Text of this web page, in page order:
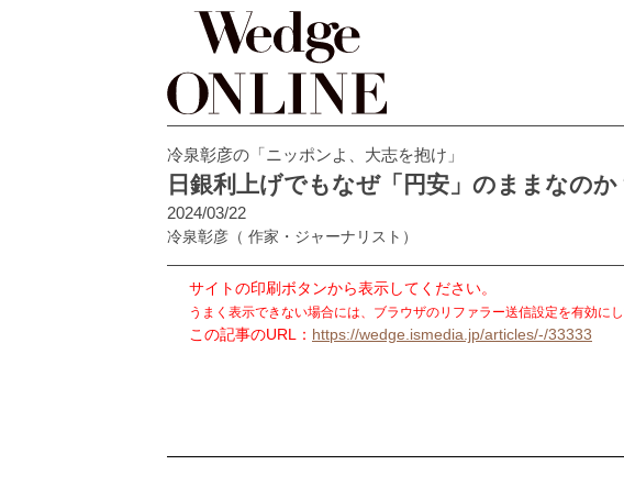
冷泉彰彦の「ニッポンよ、大志を抱け」
日銀利上げでもなぜ「円安」のままなの
2024/03/22
冷泉彰彦 （ 作家・ジャーナリスト）
サイトの印刷ボタンから表示してください。
うまく表示できない場合には、ブラウザのリファラー送信設定を有効にし
この記事のURL： https://wedge.ismedia.jp/articles/-/33333